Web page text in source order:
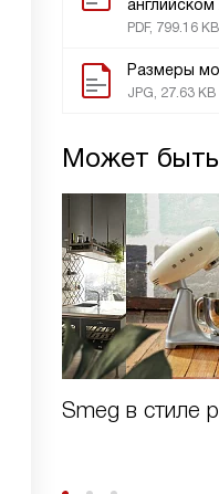
английском
PDF, 799.16 KB
Размеры
JPG, 27.63 KB
Может
Smeg в стиле